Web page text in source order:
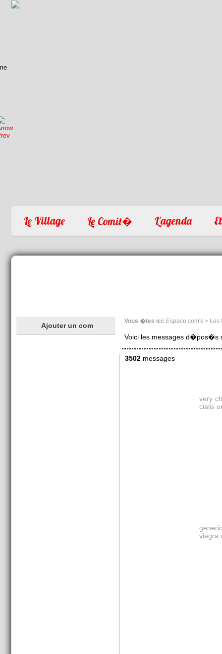
Le Village Le Comit� L'agenda
Vous �tes ici: Espace com's > Les
Voici les messages d�pos�s
3502messages
very
cialis
viagra
Ajouter un com